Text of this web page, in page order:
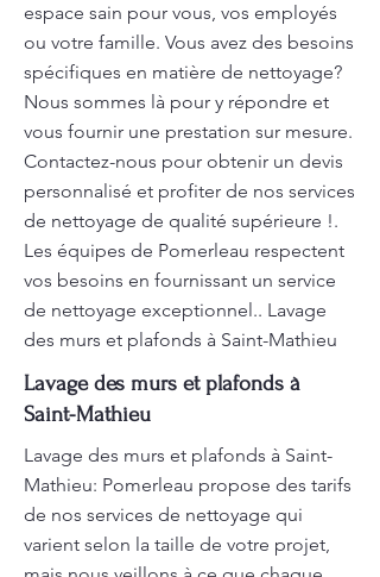
espace sain pour vous, vos employés
ou votre famille. Vous avez des besoins
spécifiques en matière de nettoyage?
Nous sommes là pour y répondre et
vous fournir une prestation sur mesure.
Contactez-nous pour obtenir un devis
personnalisé et profiter de nos services
de nettoyage de qualité supérieure !.
Les équipes de Pomerleau respectent
vos besoins en fournissant un service
de nettoyage exceptionnel.. Lavage
des murs et plafonds à Saint-Mathieu
Lavage des murs et plafonds à
Saint-Mathieu
Lavage des murs et plafonds à Saint-
Mathieu: Pomerleau propose des tarifs
de nos services de nettoyage qui
varient selon la taille de votre projet,